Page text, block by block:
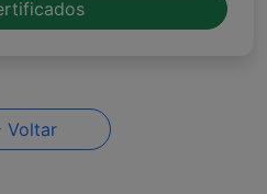
Voltar